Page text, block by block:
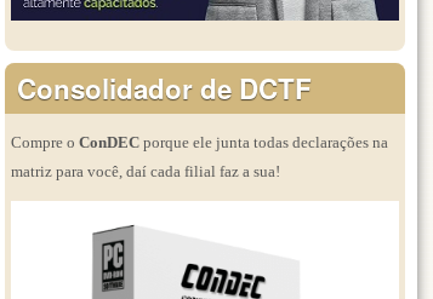
Consolidador de DCTF
Compre o ConDEC porque ele junta todas declarações na
matriz para você, daí cada filial faz a sua!